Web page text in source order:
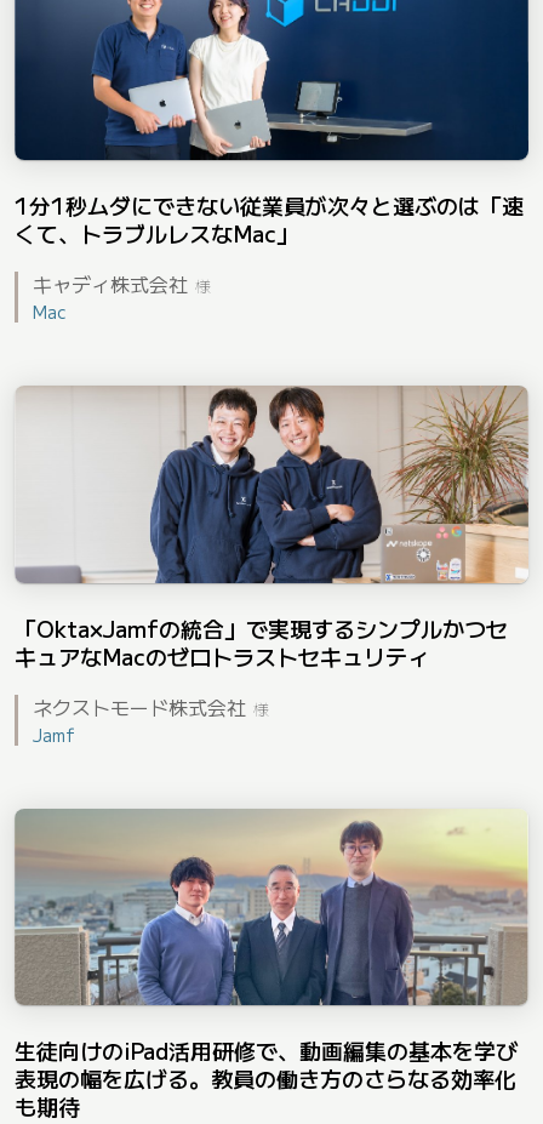
1分1秒ムダにできない従業員が次々と選ぶのは「速
くて、トラブルレスなMac」
キャディ株式会社 様
Mac
「Okta×Jamfの統合」で実現するシンプルかつセ
キュアなMacのゼロトラストセキュリティ
ネクストモード株式会社 様
Jamf
生徒向けのiPad活用研修で、動画編集の基本を学び
表現の幅を広げる。教員の働き方のさらなる効率化
も期待